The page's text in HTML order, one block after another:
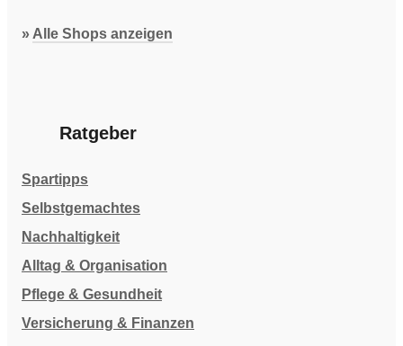
» Alle Shops anzeigen
Ratgeber
Spartipps
Selbstgemachtes
Nachhaltigkeit
Alltag & Organisation
Pflege & Gesundheit
Versicherung & Finanzen